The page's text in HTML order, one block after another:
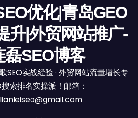
优化|青岛GEO
升|外贸网站推广-
磊SEO博客
SEO实战经验 · 外贸网站流量增长专
搜索排名实操派！邮箱：